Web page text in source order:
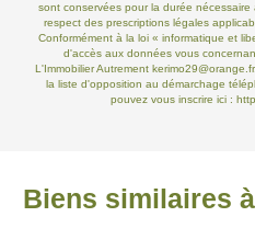
sont conservées pour la durée
respect des prescriptions légales
Conformément à la loi « informatique et
d'accès aux données vous
L'Immobilier Autrement
la liste d'opposition au démarchage
pouvez vous inscrire ici :
Biens similaires